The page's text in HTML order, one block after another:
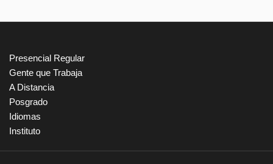
Presencial Regular
Gente que Trabaja
A Distancia
Posgrado
Idiomas
Instituto